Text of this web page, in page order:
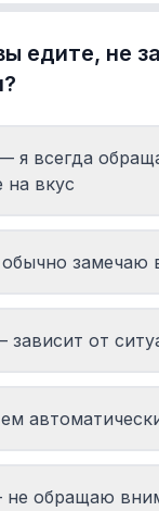
едите, не
я всегда
на вкус
замечаю
зависит от
не обращаю